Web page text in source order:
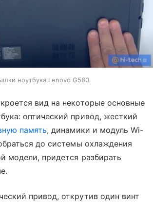
ноутбука Lenovo G580.
вид на некоторые основные
оптический привод, жесткий
память, динамики и модуль Wi-
до системы охлаждения
модели, придется разбирать
привод, открутив один винт